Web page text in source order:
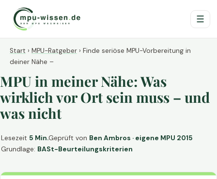
☰
Start › MPU-Ratgeber › Finde seriöse MPU-Vorbereitung in
deiner Nähe –
MPU in meiner Nähe: Was
wirklich vor Ort sein muss – und
was nicht
Lesezeit 5 Min.Geprüft von Ben Ambros · eigene MPU 2015
Grundlage: BASt-Beurteilungskriterien